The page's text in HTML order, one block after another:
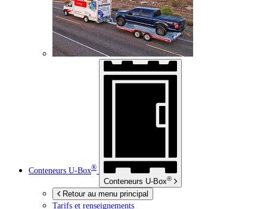
Conteneurs U-Box®
Conteneurs U-Box®
Retour au menu principal
Tarifs et renseignements